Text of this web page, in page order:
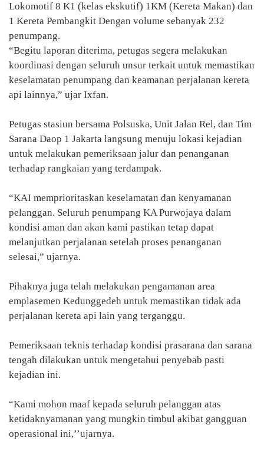
Lokomotif 8 K1 (kelas ekskutif) 1KM (Kereta Makan) dan
1 Kereta Pembangkit Dengan volume sebanyak 232
penumpang.
“Begitu laporan diterima, petugas segera melakukan
koordinasi dengan seluruh unsur terkait untuk memastikan
keselamatan penumpang dan keamanan perjalanan kereta
api lainnya,” ujar Ixfan.
Petugas stasiun bersama Polsuska, Unit Jalan Rel, dan Tim
Sarana Daop 1 Jakarta langsung menuju lokasi kejadian
untuk melakukan pemeriksaan jalur dan penanganan
terhadap rangkaian yang terdampak.
“KAI memprioritaskan keselamatan dan kenyamanan
pelanggan. Seluruh penumpang KA Purwojaya dalam
kondisi aman dan akan kami pastikan tetap dapat
melanjutkan perjalanan setelah proses penanganan
selesai,” ujarnya.
Pihaknya juga telah melakukan pengamanan area
emplasemen Kedunggedeh untuk memastikan tidak ada
perjalanan kereta api lain yang terganggu.
Pemeriksaan teknis terhadap kondisi prasarana dan sarana
tengah dilakukan untuk mengetahui penyebab pasti
kejadian ini.
“Kami mohon maaf kepada seluruh pelanggan atas
ketidaknyamanan yang mungkin timbul akibat gangguan
operasional ini,’’ujarnya.